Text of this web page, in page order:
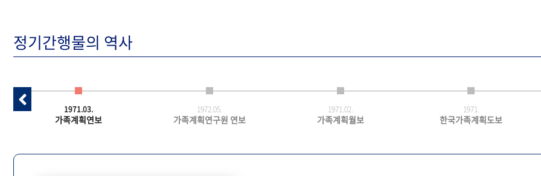
정기간행물의 역사
1971.03.
가족계획연보
1972.05.
가족계획연구원 연보
1971.02.
가족계획월보
1971.
한국가족계획도보